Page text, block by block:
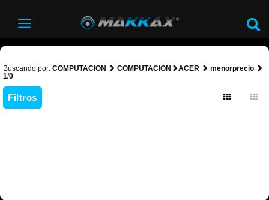
Buscando por: COMPUTACION COMPUTACION ACER
menorprecio
1/0
Filtros